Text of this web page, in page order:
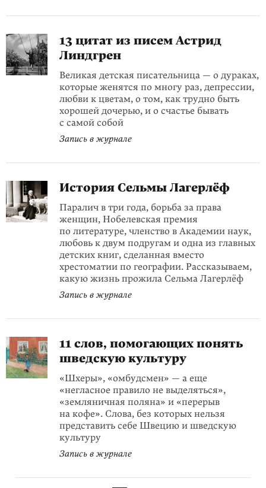
13 цитат из писем Астрид
Линдгрен
Великая детская писательница — о дураках,
которые женятся по многу раз, депрессии,
любви к цветам, о том, как трудно быть
хорошей дочерью, и о счастье бывать
с самой собой
Запись в журнале
История Сельмы Лагерлёф
Паралич в три года, борьба за права
женщин, Нобелевская премия
по литературе, членство в Академии наук,
любовь к двум подругам и одна из главных
детских книг, сделанная вместо
хрестоматии по географии. Рассказываем,
какую жизнь прожила Сельма Лагерлёф
Запись в журнале
11 слов, помогающих понять
шведскую культуру
«Шхеры», «омбудсмен» — а еще
«негласное правило не выделяться»,
«земляничная поляна» и «перерыв
на кофе». Слова, без которых нельзя
представить себе Швецию и шведскую
культуру
Запись в журнале